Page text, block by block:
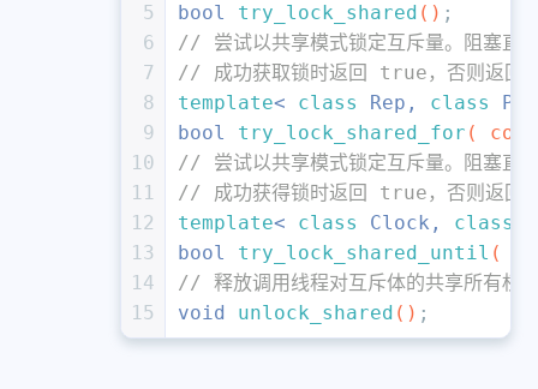
5
6
7
8
9
10
11
12
13
14
15
bool
try_lock_shared () ;
// 尝试以共享模式锁定互斥量。阻塞
// 成功获取锁时返回 true，否则返
template< class Rep, class
bool
try_lock_shared_for (
// 尝试以共享模式锁定互斥量。阻塞
// 成功获得锁时返回 true，否则返
template< class Clock, class
bool
try_lock_shared_until (
// 释放调用线程对互斥体的共享所有权
void
unlock_shared () ;